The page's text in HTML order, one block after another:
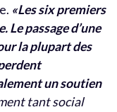
«Les six premiers
Le passage d’une
la plupart des
un soutien
tant social